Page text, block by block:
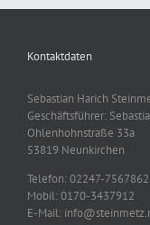
Kontaktdaten
Sebastian Harich
Geschäftsführer:
Ohlenhohnstraße 33a
53819 Neunkirchen
Telefon: 02247-7567862
Mobil: 0170-3437912
E-Mail: